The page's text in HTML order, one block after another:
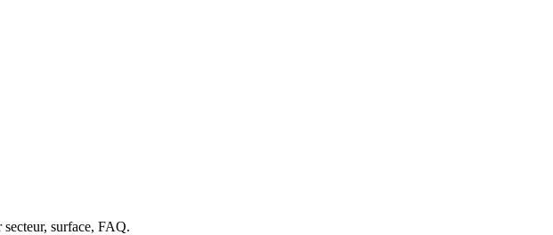
surface, FAQ.